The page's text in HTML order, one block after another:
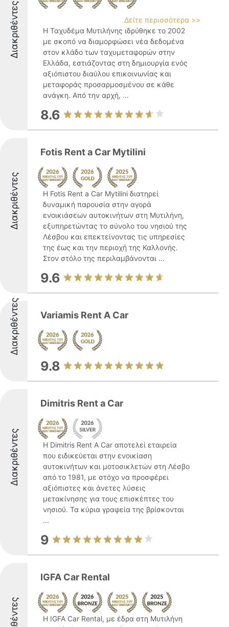
Διακριθέντες
Δείτε περισσότερα >>
Η Ταχυδέμα Μυτιλήνης ιδρύθηκε το 2002
με σκοπό να διαμορφώσει νέα δεδομένα
στον κλάδο των ταχυμεταφορών στην
Ελλάδα, εστιάζοντας στη δημιουργία ενός
αξιόπιστου διαύλου επικοινωνίας και
μεταφοράς προσαρμοσμένου σε κάθε
ανάγκη. Από την αρχή, ...
8.6
Διακριθέντες
Fotis Rent a Car Mytilini
Η Fotis Rent a Car Mytilini διατηρεί
δυναμική παρουσία στην αγορά
ενοικιάσεων αυτοκινήτων στη Μυτιλήνη,
εξυπηρετώντας το σύνολο του νησιού της
Λέσβου και επεκτείνοντας τις υπηρεσίες
της έως και την περιοχή της Καλλονής.
Στον στόλο της περιλαμβάνονται ...
9.6
Διακριθέντες Variamis Rent A Car
9.8
Διακριθέντες
Dimitris Rent a Car
Η Dimitris Rent A Car αποτελεί εταιρεία
που ειδικεύεται στην ενοικίαση
αυτοκινήτων και μοτοσικλετών στη Λέσβο
από το 1981, με στόχο να προσφέρει
αξιόπιστες και άνετες λύσεις
μετακίνησης για τους επισκέπτες του
νησιού. Τα κύρια γραφεία της βρίσκονται
...
9
IGFA Car Rental
Η IGFA Car Rental, με έδρα στη Μυτιλήνη